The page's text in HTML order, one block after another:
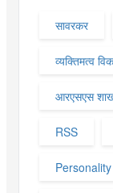
सावरकर
व्यक्तिमत्व
आरएसएस
RSS